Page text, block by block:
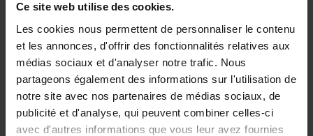
Ce site web utilise des cookies.
Les cookies nous permettent de personnaliser le contenu
et les annonces, d'offrir des fonctionnalités relatives aux
médias sociaux et d'analyser notre trafic. Nous
partageons également des informations sur l'utilisation de
notre site avec nos partenaires de médias sociaux, de
publicité et d'analyse, qui peuvent combiner celles-ci
avec d'autres informations que vous leur avez fournies
Canne de marche pour gaucher : robuste
et silencieuse
Lacanne maginot anatomique d'Herdegenest une canne de
marche fixe destinée aux gauchers. Sa poignée en T est pensée pour
faciliter la préhension et le confort.
Cette canne esttrès stable et très solide, elle sera un appui de choix
à chacune de ses utilisation.